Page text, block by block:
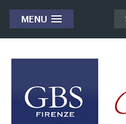
MENU